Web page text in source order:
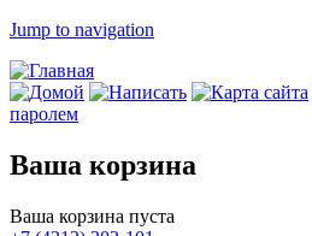
Jump to navigation
паролем
Ваша корзина
Ваша корзина пуста